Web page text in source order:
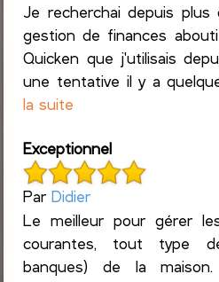
Je recherchai depuis
gestion de finances
Quicken que j'utilisais
une tentative il y a
la suite
Exceptionnel
ParDidier
Le meilleur pour gérer
courantes, tout type
banques) de la